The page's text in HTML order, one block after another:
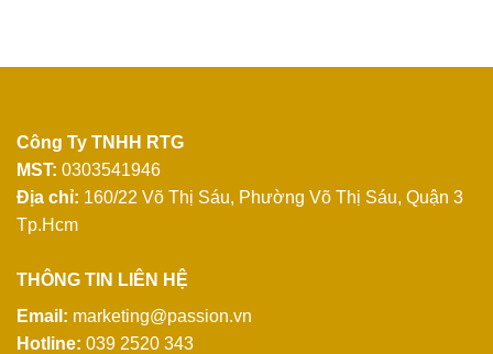
Công Ty TNHH RTG
MST: 0303541946
Địa chỉ: 160/22 Võ Thị Sáu, Phường Võ Thị Sáu, Quận 3
Tp.Hcm
THÔNG TIN LIÊN HỆ
Email: marketing@passion.vn
Hotline: 039 2520 343